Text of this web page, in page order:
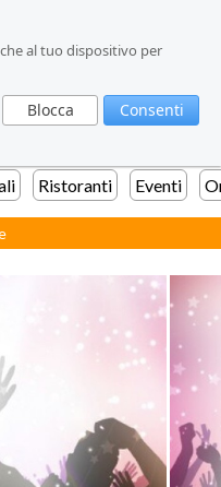
al tuo dispositivo per
Blocca Consenti
al tuo dispositivo per
Blocca Consenti
Ristoranti Eventi